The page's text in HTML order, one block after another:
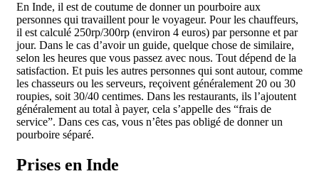
En Inde, il est de coutume de donner un pourboire aux
personnes qui travaillent pour le voyageur. Pour les chauffeurs,
il est calculé 250rp/300rp (environ 4 euros) par personne et par
jour. Dans le cas d’avoir un guide, quelque chose de similaire,
selon les heures que vous passez avec nous. Tout dépend de la
satisfaction. Et puis les autres personnes qui sont autour, comme
les chasseurs ou les serveurs, reçoivent généralement 20 ou 30
roupies, soit 30/40 centimes. Dans les restaurants, ils l’ajoutent
généralement au total à payer, cela s’appelle des “frais de
service”. Dans ces cas, vous n’êtes pas obligé de donner un
pourboire séparé.
Prises en Inde